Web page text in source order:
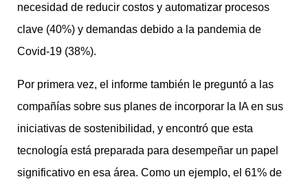
necesidad de reducir costos y automatizar procesos
clave (40%) y demandas debido a la pandemia de
Covid-19 (38%).
Por primera vez, el informe también le preguntó a las
compañías sobre sus planes de incorporar la IA en sus
iniciativas de sostenibilidad, y encontró que esta
tecnología está preparada para desempeñar un papel
significativo en esa área. Como un ejemplo, el 61% de